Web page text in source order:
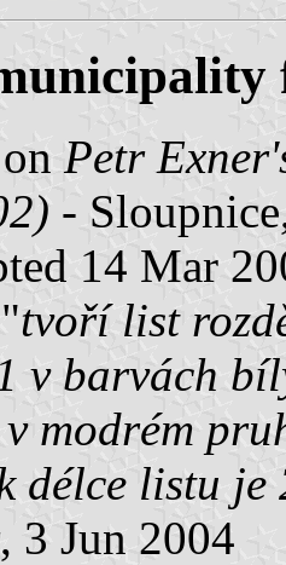
Petr
-
14 Mar
tvoří list
v barvách
modrém
délce listu je
, 3 Jun 2004